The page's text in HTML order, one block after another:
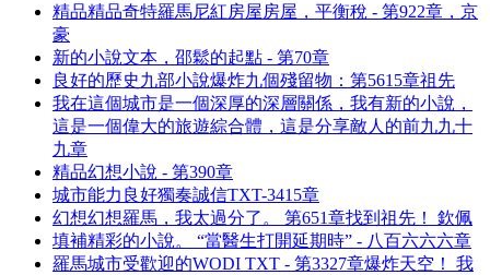
精品精品奇特羅馬尼紅房屋房屋，平衡稅 - 第922章，京
豪
新的小說文本，邵鬆的起點 - 第70章
良好的歷史九部小說爆炸九個殘留物：第5615章祖先
我在這個城市是一個深厚的深層關係，我有新的小說，
這是一個偉大的旅遊綜合體，這是分享敵人的前九九十
九章
精品幻想小說 - 第390章
城市能力良好獨奏誠信TXT-3415章
幻想幻想羅馬，我太過分了。 第651章找到祖先！ 欽佩
填補精彩的小說。 “當醫生打開延期時” - 八百六六六章
羅馬城市受歡迎的WODI TXT - 第3327章爆炸天空！ 我